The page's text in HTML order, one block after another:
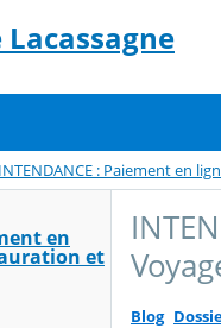
INTENDANCE : Paiement en
en
et
Blog